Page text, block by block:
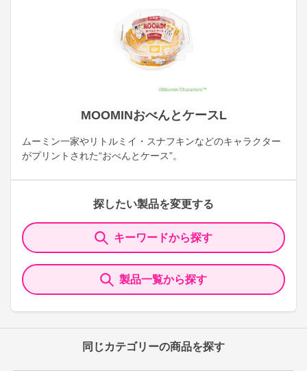
MOOMINおべんとケースL
ムーミン一家やリトルミイ・スナフキンなどのキャラクター
がプリントされた“おべんとケース”。
探したい製品を変更する
キーワードから探す
製品一覧から探す
同じカテゴリーの商品を探す